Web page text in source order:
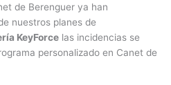
de Berenguer ya han
nuestros planes de
KeyForce las incidencias se
personalizado en Canet de